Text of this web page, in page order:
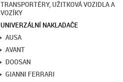
TRANSPORTÉRY, UŽITKOVÁ VOZIDLA A
VOZÍKY
UNIVERZÁLNÍ NAKLADAČE
AUSA
AVANT
DOOSAN
GIANNI FERRARI